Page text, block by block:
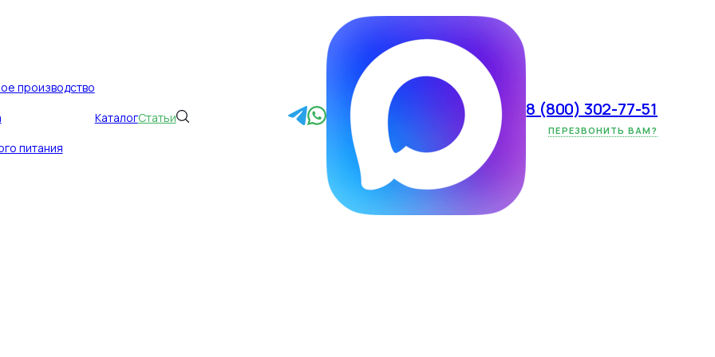
производство
питания
КаталогСтатьи 8 (800) 302-77-51
ПЕРЕЗВОНИТЬ ВАМ?
как восточная
на рынок БАДов